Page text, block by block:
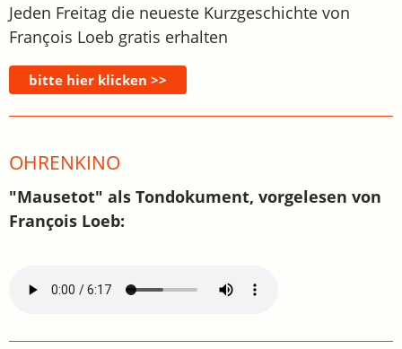
Jeden Freitag die neueste Kurzgeschichte von
François Loeb gratis erhalten
OHRENKINO
"Mausetot" als Tondokument, vorgelesen von
François Loeb: